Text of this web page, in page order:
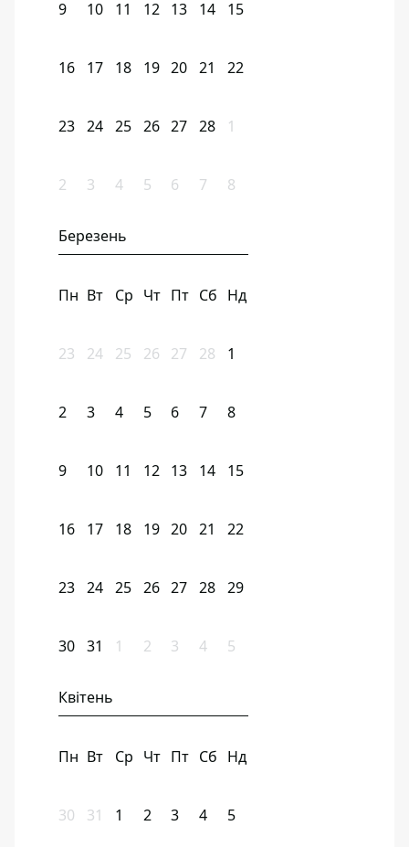
9 10 11 12 13 14 15
16 17 18 19 20 21 22
23 24 25 26 27 28 1
2 3 4 5 6 7 8
Березень
Пн Вт Ср Чт Пт Сб Нд
23 24 25 26 27 28 1
2 3 4 5 6 7 8
9 10 11 12 13 14 15
16 17 18 19 20 21 22
23 24 25 26 27 28 29
30 31 1 2 3 4 5
Квітень
Пн Вт Ср Чт Пт Сб Нд
30 31 1 2 3 4 5